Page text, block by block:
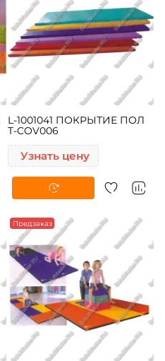
L-1001041 ПОКРЫТИЕ ПОЛ
T-COV006
Узнать цену
Предзаказ